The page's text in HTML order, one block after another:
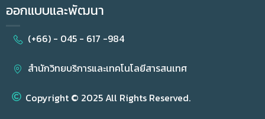
ออกแบบและพัฒนา
(+66) - 045 - 617 -984
สำนักวิทยบริการและเทคโนโลยีสารสนเทศ
Copyright © 2025 All Rights Reserved.